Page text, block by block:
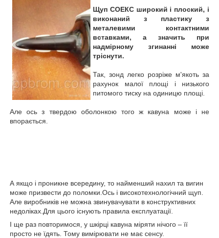
Щуп СОЕКС широкий і плоский, і
виконаний з пластику з
металевими контактними
вставками, а значить при
надмірному згинанні може
тріснути.
Так, зонд легко розріже м'якоть за
рахунок малої площі і низького
питомого тиску на одиницю площі.
Але ось з твердою оболонкою того ж кавуна може і не
впорається.
А якщо і проникне всередину, то найменший нахил та вигин
може призвести до поломки.Ось і високотехнологічний щуп.
Але виробників не можна звинувачувати в конструктивних
недоліках.Для цього існують правила експлуатації.
І ще раз повторимося, у шкірці кавуна міряти нічого – її
просто не їдять. Тому вимірювати не має сенсу.